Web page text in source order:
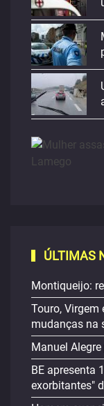
ÚLTIMAS
Montiqueijo:
Touro, Virgem
mudanças na
Manuel
BE apresenta
exorbitantes"